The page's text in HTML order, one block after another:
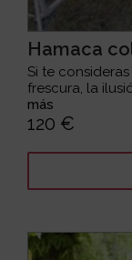
Hamaca
Si te
frescura, la
más
120 €